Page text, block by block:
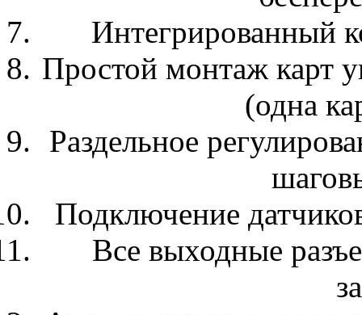
Интегрированный
Простой монтаж карт
(одна
Раздельное
Подключение
Все выходные